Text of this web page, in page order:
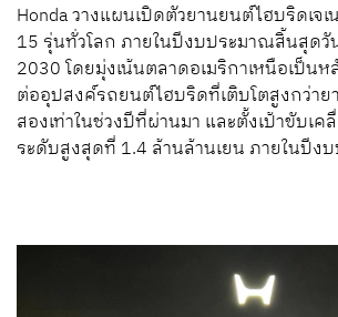
Honda วางแผนเปิดตัวยานยนต์ไฮบริดเจเ
15 รุ่นทั่วโลก ภายในปีงบประมาณสิ้นสุด
2030 โดยมุ่งเน้นตลาดอเมริกาเหนือเป็น
ต่ออุปสงค์รถยนต์ไฮบริดที่เติบโตสูงกว่า
สองเท่าในช่วงปีที่ผ่านมา และตั้งเป้าขับเค
ระดับสูงสุดที่ 1.4 ล้านล้านเยน ภายในปีง